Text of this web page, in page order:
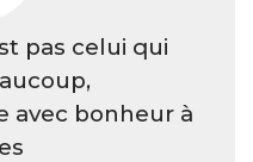
pas celui qui
avec bonheur à